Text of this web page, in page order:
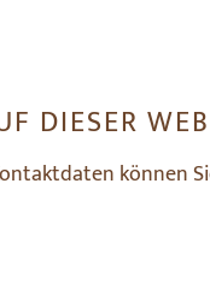
DIESER
können